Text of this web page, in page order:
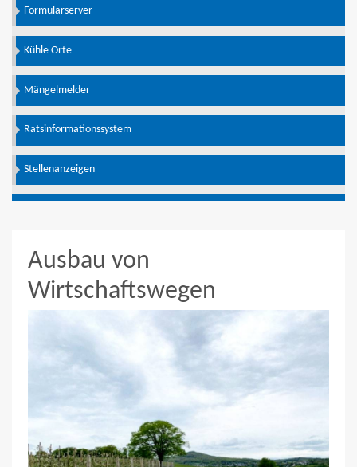
Formularserver
Kühle Orte
Mängelmelder
Ratsinformationssystem
Stellenanzeigen
Ausbau von
Wirtschaftswegen